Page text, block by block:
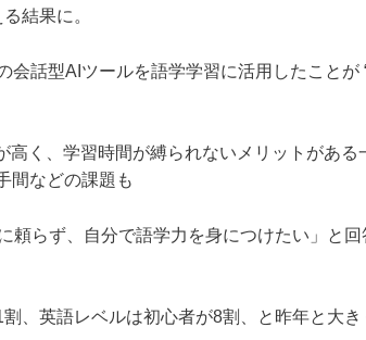
結果に。
会話型AIツールを語学学習に活用したことが
高く、学習時間が縛られないメリットがある
間などの課題も
頼らず、自分で語学力を身につけたい」と
、英語レベルは初心者が8割、と昨年と大